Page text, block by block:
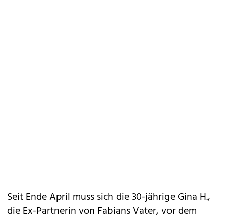
Seit Ende April muss sich die 30-jährige Gina H.,
die Ex-Partnerin von Fabians Vater, vor dem